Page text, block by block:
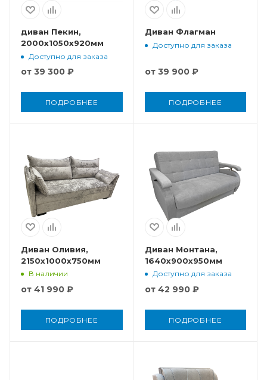
диван Пекин,
2000x1050x920мм
Доступно для заказа
от 39 300 ₽
ПОДРОБНЕЕ
Диван Флагман
Доступно для заказа
от 39 900 ₽
ПОДРОБНЕЕ
Диван Оливия,
2150x1000x750мм
В наличии
от 41 990 ₽
ПОДРОБНЕЕ
Диван Монтана,
1640x900x950мм
Доступно для заказа
от 42 990 ₽
ПОДРОБНЕЕ